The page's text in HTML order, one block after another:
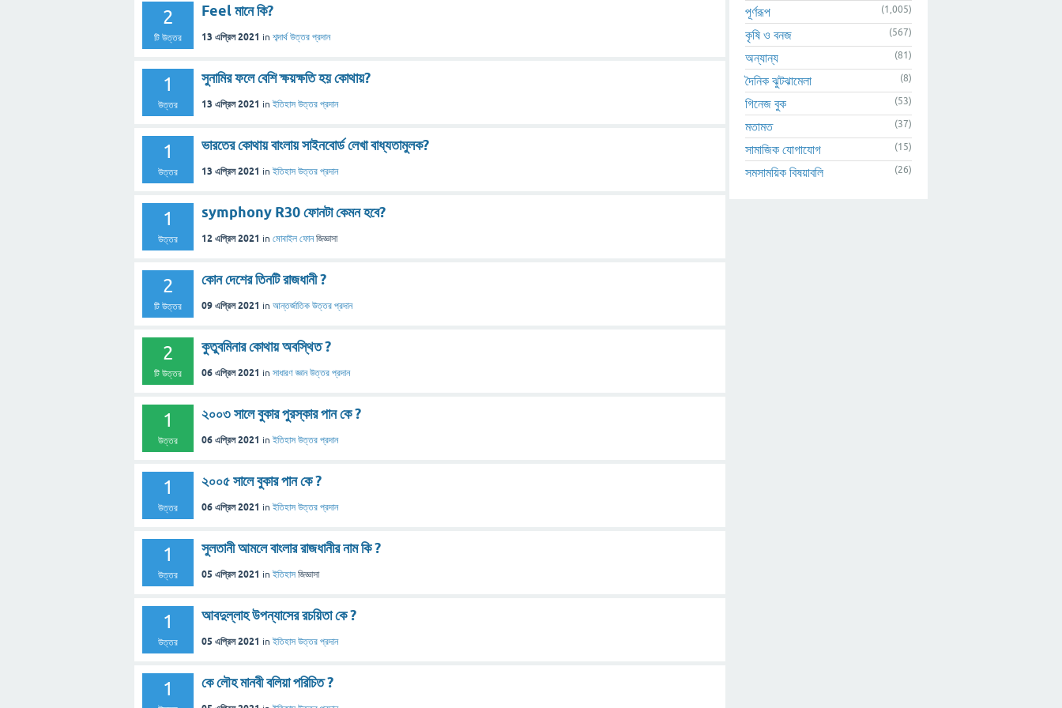
2
টি উত্তর
Feel মানে কি?
13 এপ্রিল 2021 in শব্দার্থ উত্তর প্রদান
1
উত্তর
সুনামির ফলে বেশি ক্ষয়ক্ষতি হয় কোথায়?
13 এপ্রিল 2021 in ইতিহাস উত্তর প্রদান
1
উত্তর
ভারতের কোথায় বাংলায় সাইনবোর্ড লেখা বাধ্যতামুলক?
13 এপ্রিল 2021 in ইতিহাস উত্তর প্রদান
1
উত্তর
symphony R30 ফোনটা কেমন হবে?
12 এপ্রিল 2021 in মোবাইল ফোন জিজ্ঞাসা
2
টি উত্তর
কোন দেশের তিনটি রাজধানী ?
09 এপ্রিল 2021 in আন্তর্জাতিক উত্তর প্রদান
2
টি উত্তর
কুতুবমিনার কোথায় অবস্থিত ?
06 এপ্রিল 2021 in সাধারণ জ্ঞান উত্তর প্রদান
1
উত্তর
২০০৩ সালে বুকার পুরস্কার পান কে ?
06 এপ্রিল 2021 in ইতিহাস উত্তর প্রদান
1
উত্তর
২০০৫ সালে বুকার পান কে ?
06 এপ্রিল 2021 in ইতিহাস উত্তর প্রদান
1
উত্তর
সুলতানী আমলে বাংলার রাজধানীর নাম কি ?
05 এপ্রিল 2021 in ইতিহাস জিজ্ঞাসা
1
উত্তর
আবদুল্লাহ উপন্যাসের রচয়িতা কে ?
05 এপ্রিল 2021 in ইতিহাস উত্তর প্রদান
1 কে লৌহ মানবী বলিয়া পরিচিত ?
পূর্ণরূপ (1,005)
কৃষি ও বনজ (567)
অন্যান্য (81)
দৈনিক ঝুটঝামেলা (8)
গিনেজ বুক (53)
মতামত (37)
সামাজিক যোগাযোগ (15)
সমসাময়িক বিষয়াবলি (26)